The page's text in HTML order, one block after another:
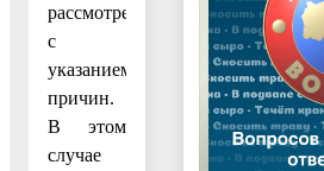
рассмотрения
с
указанием
причин.
В этом
случае